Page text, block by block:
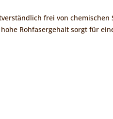
frei von
Rohfasergehalt sorgt für